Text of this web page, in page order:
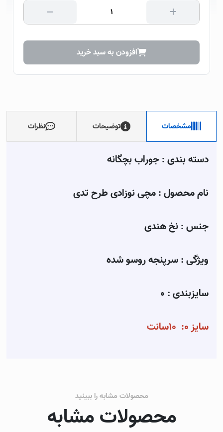
افزودن به سبد خرید
مشخصات توضیحات نظرات
دسته بندی : جوراب بچگانه
نام محصول : مچی نوزادی طرح تدی
جنس : نخ هندی
ویژگی : سرپنجه روسو شده
سایزبندی : 0
سایز 0: ۱۰سانت
محصولات مشابه را ببینید
محصولات مشابه